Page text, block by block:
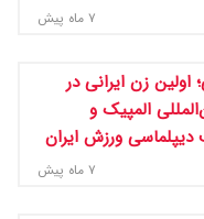
۷ ماه پیش
اولین زن ایرانی در
المپیک و
ورزش ایران
۷ ماه پیش